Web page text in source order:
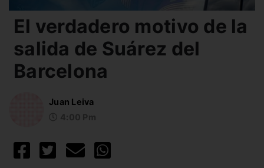
El verdadero motivo de la
salida de Suárez del
Barcelona
Juan Leiva